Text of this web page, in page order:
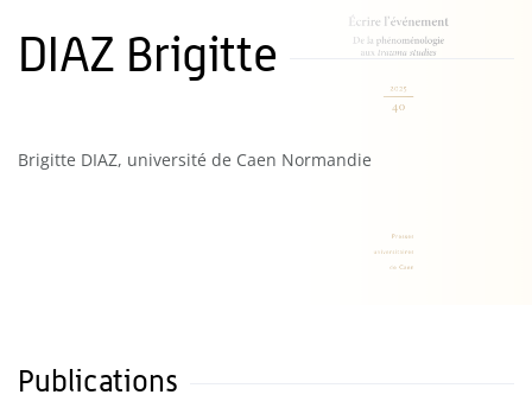
DIAZ Brigitte
Brigitte DIAZ, université de Caen Normandie
Publications